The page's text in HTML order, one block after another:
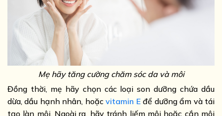
Mẹ hãy tăng cường chăm sóc da và môi
Đồng thời, mẹ hãy chọn các loại son dưỡng chứa dầu
dừa, dầu hạnh nhân, hoặcvitamin Eđể dưỡng ẩm và tái
tạo làn môi. Ngoài ra, hãy tránh liếm môi hoặc cắn môi